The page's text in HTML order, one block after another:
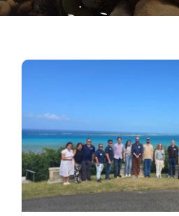
Recursos Administrativos
Contactos